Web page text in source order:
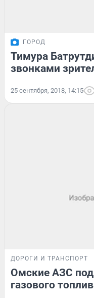
ГОРОД
Тимура
звонками
25 сентября, 2018, 14:15
ДОРОГИ И ТРАНСПОРТ
Омские АЗС
газового